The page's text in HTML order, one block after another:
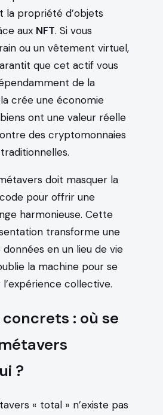
la propriété d’objets
aux NFT. Si vous
ou un vêtement virtuel,
que cet actif vous
de la
crée une économie
ont une valeur réelle
des cryptomonnaies
doit masquer la
pour offrir une
harmonieuse. Cette
transforme une
en un lieu de vie
la machine pour se
collective.
: où se
?
« total » n’existe pas